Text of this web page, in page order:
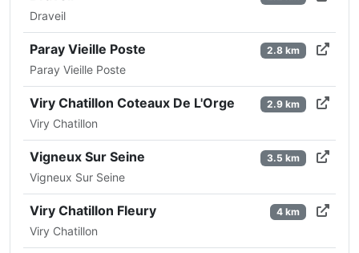
Draveil
Paray Vieille Poste
Paray Vieille Poste
2.8 km
Viry Chatillon Coteaux De L'Orge
Viry Chatillon
2.9 km
Vigneux Sur Seine
Vigneux Sur Seine
3.5 km
Viry Chatillon Fleury
Viry Chatillon
4 km